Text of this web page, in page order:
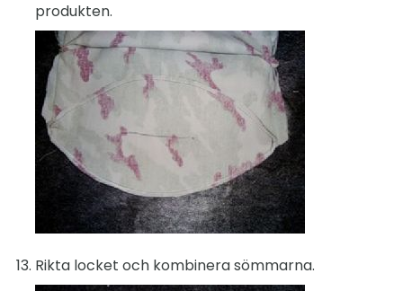
produkten.
Rikta locket och kombinera sömmarna.